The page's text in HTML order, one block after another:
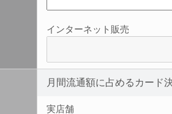
インターネット販売
月間流通額に占めるカード
実店舗